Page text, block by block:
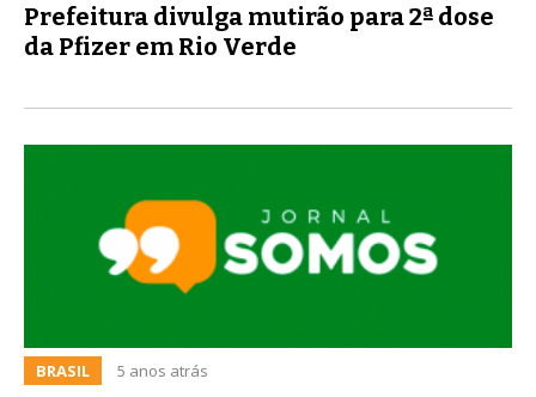
Prefeitura divulga mutirão para 2ª dose
da Pfizer em Rio Verde
BRASIL 5 anos atrás